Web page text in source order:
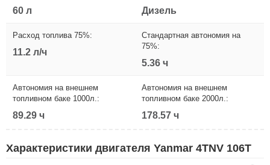
60 л Дизель
Расход топлива 75%:
11.2 л/ч
Стандартная автономия на
75%:
5.36 ч
Автономия на внешнем
топливном баке 1000л.:
89.29 ч
Автономия на внешнем
топливном баке 2000л.:
178.57 ч
Характеристики двигателя Yanmar 4TNV 106Т